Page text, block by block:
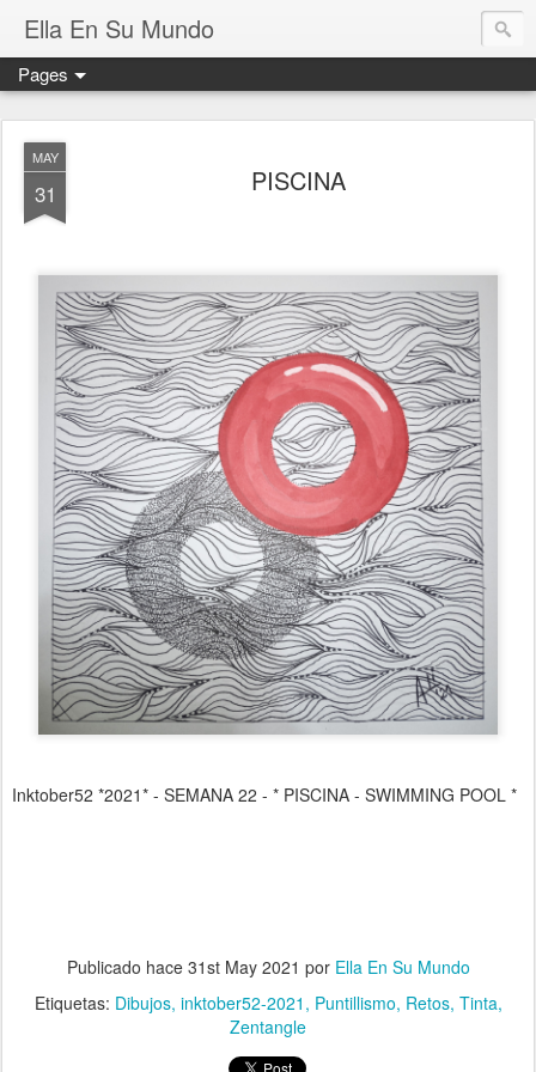
Ella En Su Mundo
Pages
MAY
31 PISCINA
Inktober52 *2021* - SEMANA 22 - * PISCINA - SWIMMING POOL *
Publicado hace 31st May 2021 por Ella En Su Mundo
Etiquetas: Dibujos inktober52-2021 Puntillismo Retos Tinta
Zentangle